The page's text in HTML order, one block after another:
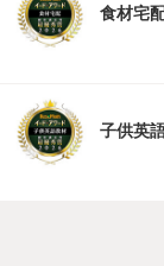
食材宅
子供英